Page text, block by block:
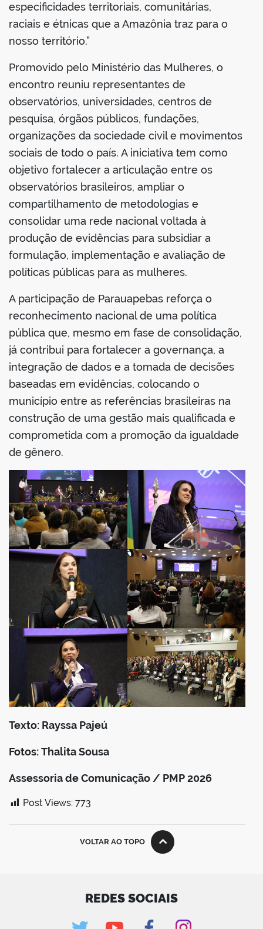
especificidades territoriais, comunitárias,
raciais e étnicas que a Amazônia traz para o
nosso território.”
Promovido pelo Ministério das Mulheres, o
encontro reuniu representantes de
observatórios, universidades, centros de
pesquisa, órgãos públicos, fundações,
organizações da sociedade civil e movimentos
sociais de todo o país. A iniciativa tem como
objetivo fortalecer a articulação entre os
observatórios brasileiros, ampliar o
compartilhamento de metodologias e
consolidar uma rede nacional voltada à
produção de evidências para subsidiar a
formulação, implementação e avaliação de
políticas públicas para as mulheres.
A participação de Parauapebas reforça o
reconhecimento nacional de uma política
pública que, mesmo em fase de consolidação,
já contribui para fortalecer a governança, a
integração de dados e a tomada de decisões
baseadas em evidências, colocando o
município entre as referências brasileiras na
construção de uma gestão mais qualificada e
comprometida com a promoção da igualdade
de gênero.
Texto: Rayssa Pajeú
Fotos: Thalita Sousa
Assessoria de Comunicação / PMP 2026
Post Views: 773
VOLTAR AO TOPO
REDES SOCIAIS